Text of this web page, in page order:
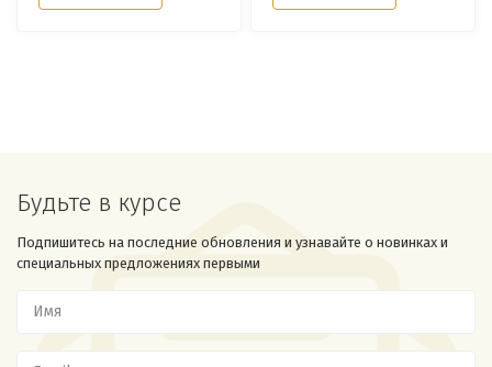
Будьте в курсе
Подпишитесь на последние обновления и узнавайте о новинках и
специальных предложениях первыми